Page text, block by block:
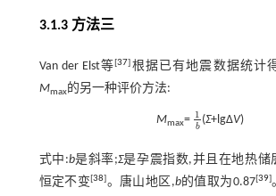
3.1.3 方法三
Van der Elst等[37] 根据已有地震数据统计
Mmax的另一种评价方法:
Mmax= 1
b
1b(Σ+lgΔV)
式中:b是斜率;Σ是孕震指数,并且在地热储
恒定不变[38]。唐山地区,b的值取为0.87[39]